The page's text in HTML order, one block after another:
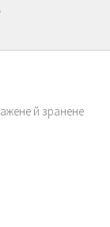
й зранене